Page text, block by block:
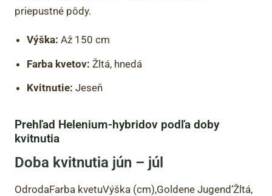
priepustné pôdy.
Výška: Až 150 cm
Farba kvetov: Žltá, hnedá
Kvitnutie: Jeseň
Prehľad Helenium-hybridov podľa doby
kvitnutia
Doba kvitnutia jún – júl
OdrodaFarba kvetuVýška (cm)‚Goldene Jugend‘Žltá,